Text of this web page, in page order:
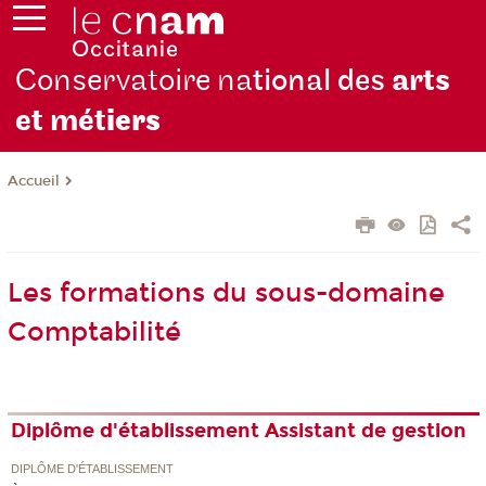
Conservatoire national des arts
et métiers
Accueil
Les formations du sous-domaine
Comptabilité
Diplôme d'établissement Assistant de gestion
DIPLÔME D'ÉTABLISSEMENT